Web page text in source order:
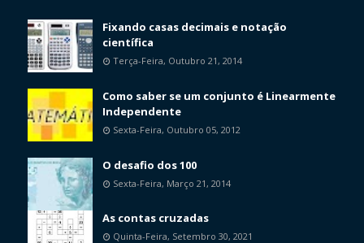
Fixando casas decimais e notação
científica
Terça-Feira, Outubro 21, 2014
Como saber se um conjunto é Linearmente
Independente
Sexta-Feira, Outubro 05, 2012
O desafio dos 100
Sexta-Feira, Março 21, 2014
As contas cruzadas
Quinta-Feira, Setembro 30, 2021